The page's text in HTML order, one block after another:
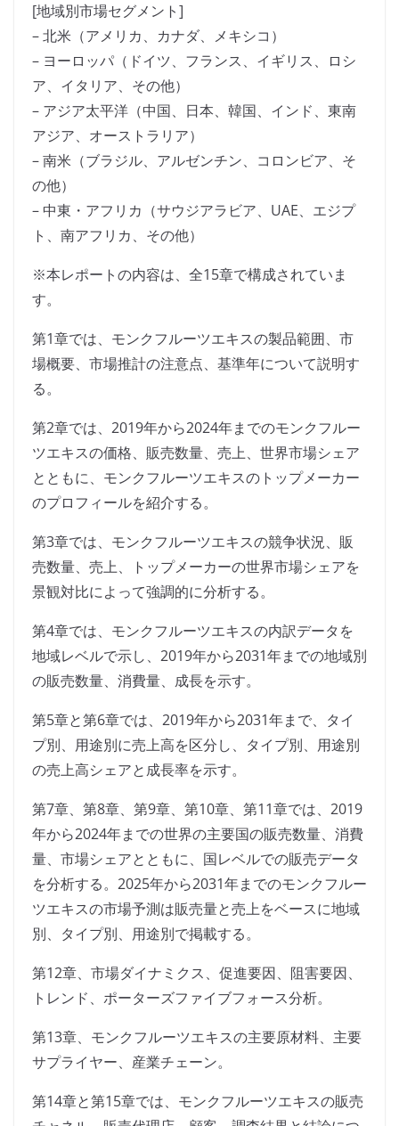
[地域別市場セグメント]
– 北米（アメリカ、カナダ、メキシコ）
– ヨーロッパ（ドイツ、フランス、イギリス、ロシ
ア、イタリア、その他）
– アジア太平洋（中国、日本、韓国、インド、東南
アジア、オーストラリア）
– 南米（ブラジル、アルゼンチン、コロンビア、そ
の他）
– 中東・アフリカ（サウジアラビア、UAE、エジプ
ト、南アフリカ、その他）
※本レポートの内容は、全15章で構成されていま
す。
第1章では、モンクフルーツエキスの製品範囲、市
場概要、市場推計の注意点、基準年について説明す
る。
第2章では、2019年から2024年までのモンクフルー
ツエキスの価格、販売数量、売上、世界市場シェア
とともに、モンクフルーツエキスのトップメーカー
のプロフィールを紹介する。
第3章では、モンクフルーツエキスの競争状況、販
売数量、売上、トップメーカーの世界市場シェアを
景観対比によって強調的に分析する。
第4章では、モンクフルーツエキスの内訳データを
地域レベルで示し、2019年から2031年までの地域別
の販売数量、消費量、成長を示す。
第5章と第6章では、2019年から2031年まで、タイ
プ別、用途別に売上高を区分し、タイプ別、用途別
の売上高シェアと成長率を示す。
第7章、第8章、第9章、第10章、第11章では、2019
年から2024年までの世界の主要国の販売数量、消費
量、市場シェアとともに、国レベルでの販売データ
を分析する。2025年から2031年までのモンクフルー
ツエキスの市場予測は販売量と売上をベースに地域
別、タイプ別、用途別で掲載する。
第12章、市場ダイナミクス、促進要因、阻害要因、
トレンド、ポーターズファイブフォース分析。
第13章、モンクフルーツエキスの主要原材料、主要
サプライヤー、産業チェーン。
第14章と第15章では、モンクフルーツエキスの販売